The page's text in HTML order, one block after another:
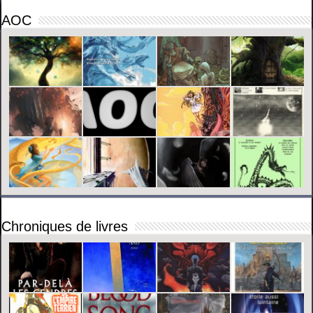
AOC
Chroniques de livres